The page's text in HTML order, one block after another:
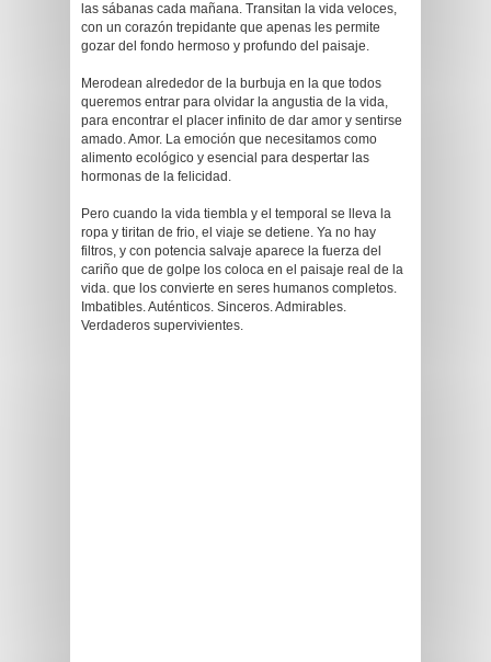
las sábanas cada mañana. Transitan la vida veloces,
con un corazón trepidante que apenas les permite
gozar del fondo hermoso y profundo del paisaje.
Merodean alrededor de la burbuja en la que todos
queremos entrar para olvidar la angustia de la vida,
para encontrar el placer infinito de dar amor y sentirse
amado. Amor. La emoción que necesitamos como
alimento ecológico y esencial para despertar las
hormonas de la felicidad.
Pero cuando la vida tiembla y el temporal se lleva la
ropa y tiritan de frio, el viaje se detiene. Ya no hay
filtros, y con potencia salvaje aparece la fuerza del
cariño que de golpe los coloca en el paisaje real de la
vida. que los convierte en seres humanos completos.
Imbatibles. Auténticos. Sinceros. Admirables.
Verdaderos supervivientes.